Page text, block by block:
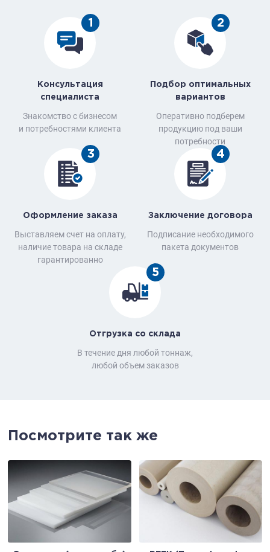
1
Консультация
специалиста
Знакомство с бизнесом
и потребностями клиента
2
Подбор оптимальных
вариантов
Оперативно подберем
продукцию под ваши
потребности
3
Оформление заказа
Выставляем счет на оплату,
наличие товара на складе
гарантированно
4
Заключение договора
Подписание необходимого
пакета документов
5
Отгрузка со склада
В течение дня любой тоннаж,
любой объем заказов
Посмотрите так же